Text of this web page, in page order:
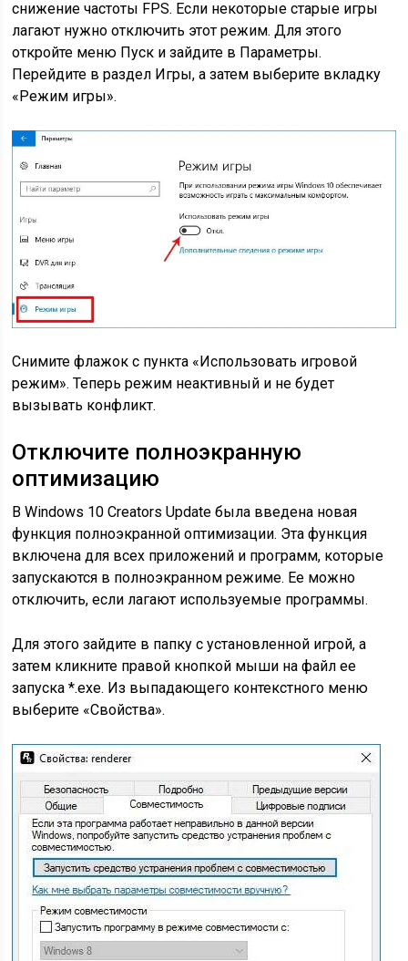
снижение частоты FPS. Если некоторые старые игры
лагают нужно отключить этот режим. Для этого
откройте меню Пуск и зайдите в Параметры.
Перейдите в раздел Игры, а затем выберите вкладку
«Режим игры».
Снимите флажок с пункта «Использовать игровой
режим». Теперь режим неактивный и не будет
вызывать конфликт.
Отключите полноэкранную
оптимизацию
В Windows 10 Creators Update была введена новая
функция полноэкранной оптимизации. Эта функция
включена для всех приложений и программ, которые
запускаются в полноэкранном режиме. Ее можно
отключить, если лагают используемые программы.
Для этого зайдите в папку с установленной игрой, а
затем кликните правой кнопкой мыши на файл ее
запуска *.exe. Из выпадающего контекстного меню
выберите «Свойства».